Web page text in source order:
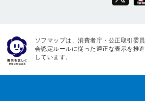
ソフマップは、消費者庁・公正取引委員
会認定ルールに従った適正な表示を推進
しています。